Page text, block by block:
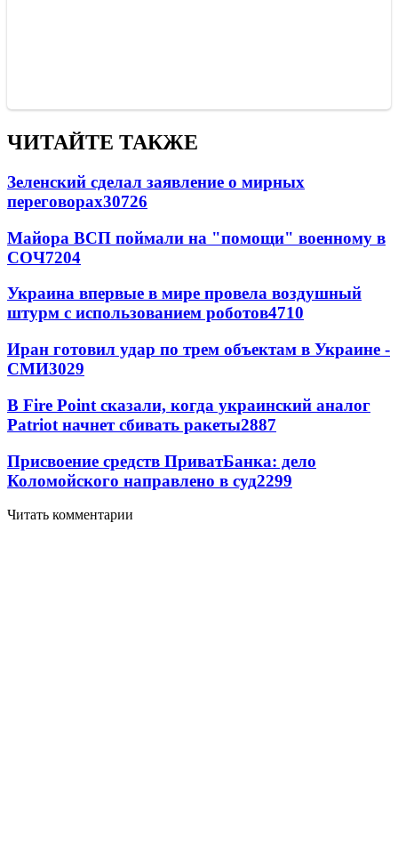
ЧИТАЙТЕ ТАКЖЕ
Зеленский сделал заявление о мирных
переговорах30726
Майора ВСП поймали на "помощи" военному в
СОЧ7204
Украина впервые в мире провела воздушный
штурм с использованием роботов4710
Иран готовил удар по трем объектам в Украине -
СМИ3029
В Fire Point сказали, когда украинский аналог
Patriot начнет сбивать ракеты2887
Присвоение средств ПриватБанка: дело
Коломойского направлено в суд2299
Читать комментарии